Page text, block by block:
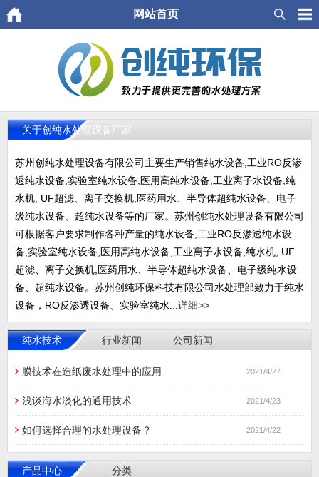
网站首页
关于创纯水处理设备厂家
苏州创纯水处理设备有限公司主要生产销售纯水设备,工业RO反渗
透纯水设备,实验室纯水设备,医用高纯水设备,工业离子水设备,纯
水机, UF超滤、离子交换机,医药用水、半导体超纯水设备、电子
级纯水设备、超纯水设备等的厂家。苏州创纯水处理设备有限公司
可根据客户要求制作各种产量的纯水设备,工业RO反渗透纯水设
备,实验室纯水设备,医用高纯水设备,工业离子水设备,纯水机, UF
超滤、离子交换机,医药用水、半导体超纯水设备、电子级纯水设
备、超纯水设备。苏州创纯环保科技有限公司水处理部致力于纯水
设备，RO反渗透设备、实验室纯水... 详细>>
纯水技术 行业新闻 公司新闻
膜技术在造纸废水处理中的应用 2021/4/27
浅谈海水淡化的通用技术 2021/4/23
如何选择合理的水处理设备？ 2021/4/22
产品中心 分类